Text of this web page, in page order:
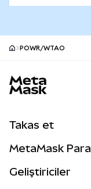
POWR/WTAO
Takas et
Perps
MetaMask Para
Geliştiriciler